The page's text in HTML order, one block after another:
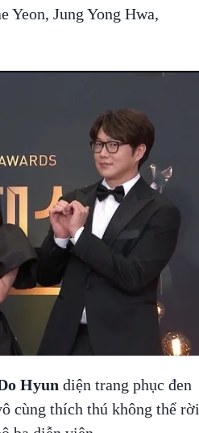
Yeon, Jung Yong Hwa,
Hyun diện trang phục đen
cùng thích thú không thể rời